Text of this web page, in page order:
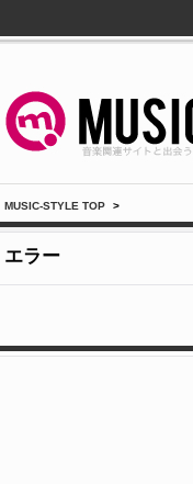
MUSIC-STYLE TOP >
エラー